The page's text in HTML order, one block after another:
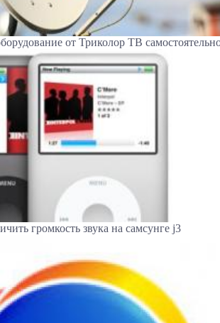
от Триколор ТВ
громкость звука на самсунге j3